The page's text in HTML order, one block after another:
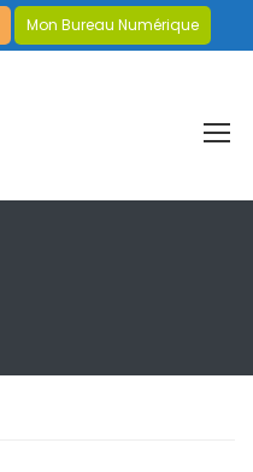
Mon Bureau Numérique